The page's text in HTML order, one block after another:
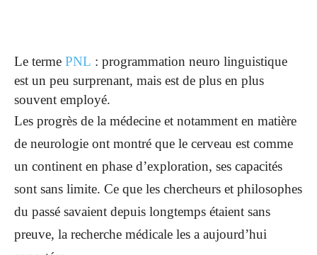
Le terme PNL : programmation neuro linguistique
est un peu surprenant, mais est de plus en plus
souvent employé.
Les progrès de la médecine et notamment en matière
de neurologie ont montré que le cerveau est comme
un continent en phase d’exploration, ses capacités
sont sans limite. Ce que les chercheurs et philosophes
du passé savaient depuis longtemps étaient sans
preuve, la recherche médicale les a aujourd’hui